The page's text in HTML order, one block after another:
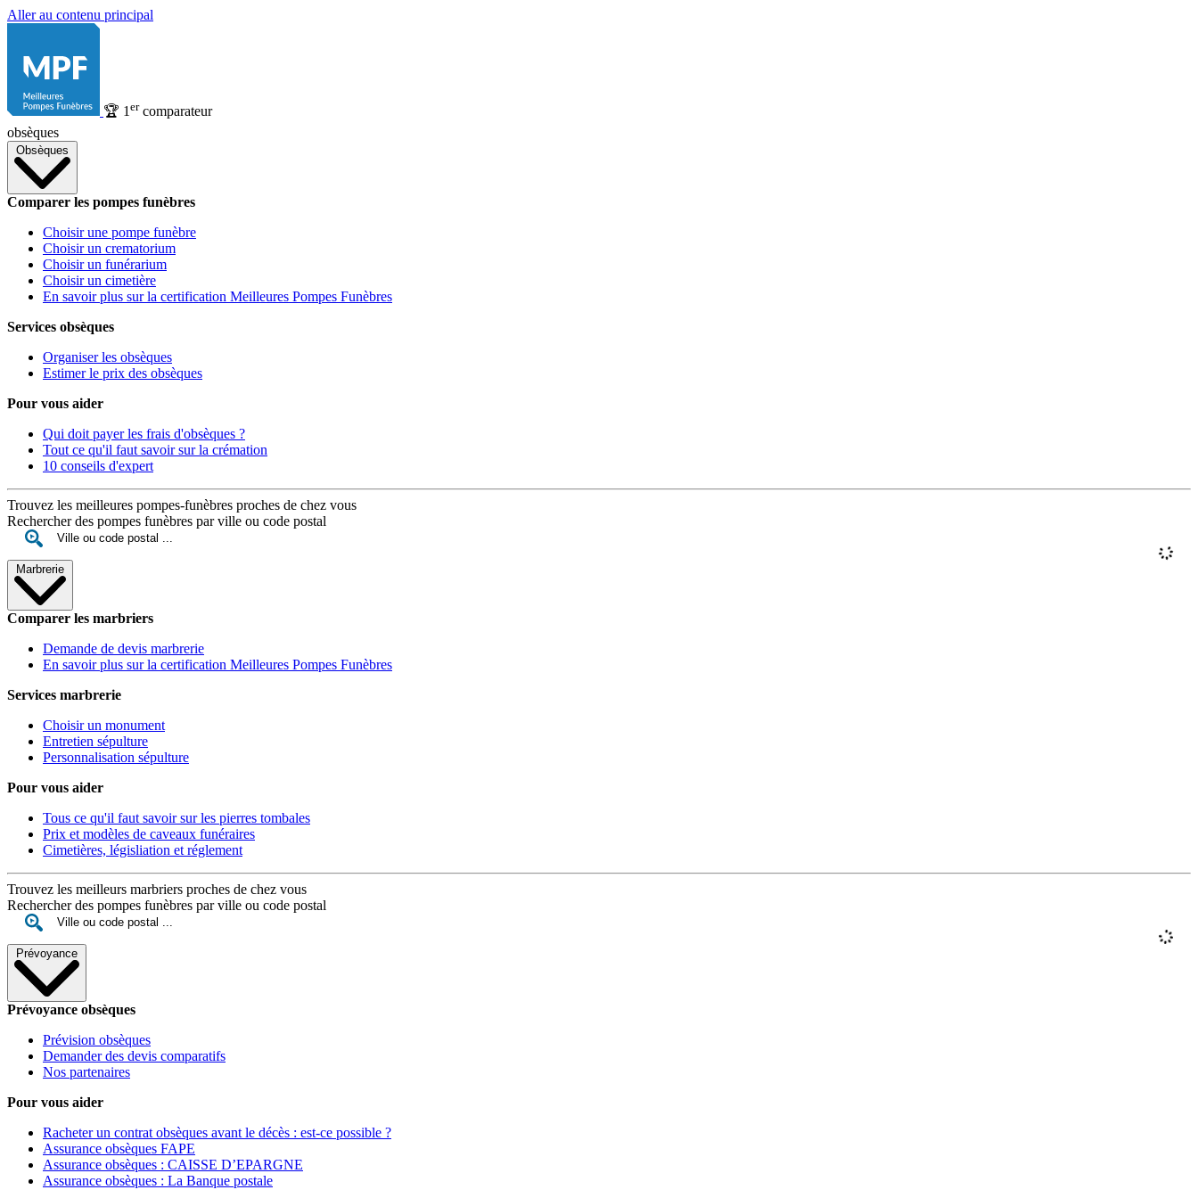
Aller au contenu principal
🏆 1 ercomparateur
obsèques
Obsèques
Comparer les pompes funèbres
Choisir une pompe funèbre
Choisir un crematorium
Choisir un funérarium
Choisir un cimetière
En savoir plus sur la certification Meilleures Pompes Funèbres
Services obsèques
Organiser les obsèques
Estimer le prix des obsèques
Pour vous aider
Qui doit payer les frais d'obsèques ?
Tout ce qu'il faut savoir sur la crémation
10 conseils d'expert
Trouvez les meilleures pompes-funèbres proches de chez vous
Rechercher des pompes funèbres par ville ou code postal
Marbrerie
Comparer les marbriers
Demande de devis marbrerie
En savoir plus sur la certification Meilleures Pompes Funèbres
Services marbrerie
Choisir un monument
Entretien sépulture
Personnalisation sépulture
Pour vous aider
Tous ce qu'il faut savoir sur les pierres tombales
Prix et modèles de caveaux funéraires
Cimetières, législiation et réglement
Trouvez les meilleurs marbriers proches de chez vous
Rechercher des pompes funèbres par ville ou code postal
Prévoyance
Prévoyance obsèques
Prévision obsèques
Demander des devis comparatifs
Nos partenaires
Pour vous aider
Racheter un contrat obsèques avant le décès : est-ce possible ?
Assurance obsèques FAPE
Assurance obsèques : CAISSE D’EPARGNE
Assurance obsèques : La Banque postale